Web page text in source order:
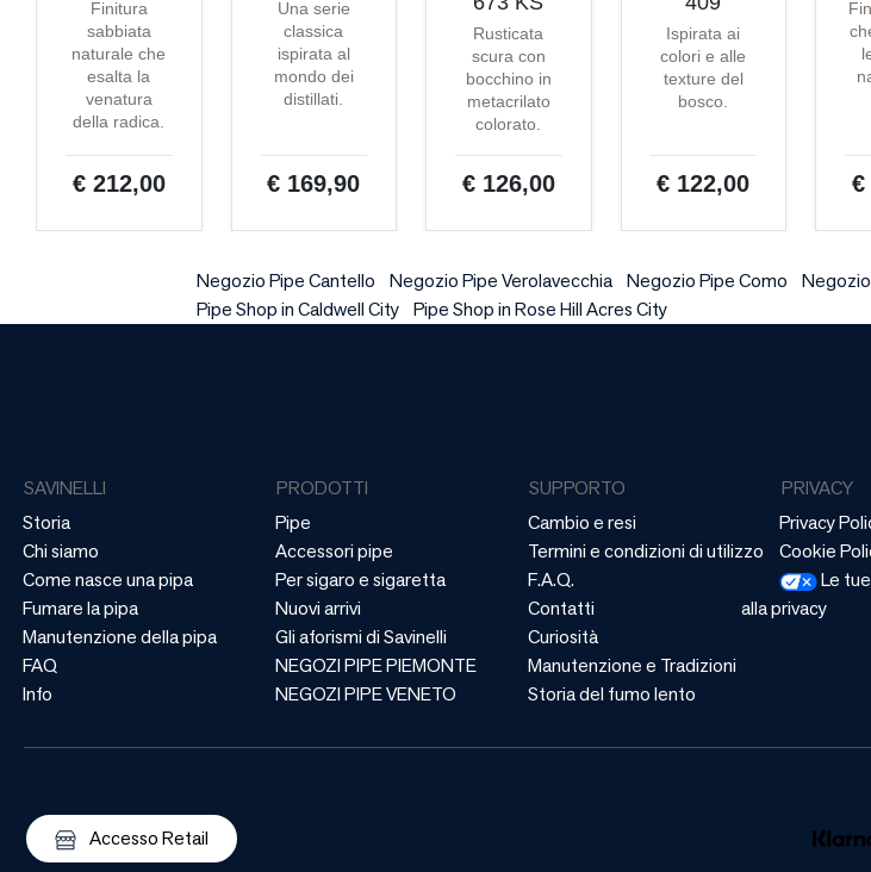
Finitura
sabbiata
naturale che
esalta la
venatura
della radica.
€ 212,00
Una serie
classica
ispirata al
mondo dei
distillati.
€ 169,90
Rusticata
scura con
bocchino in
metacrilato
colorato.
€ 126,00
Ispirata ai
colori e alle
texture del
bosco.
€ 122,00 €
Negozio Pipe Cantello Negozio Pipe Verolavecchia Negozio Pipe Como
Pipe Shop in Caldwell City Pipe Shop in Rose Hill Acres City
SAVINELLI
Storia
Chi siamo
Come nasce una pipa
Fumare la pipa
Manutenzione della pipa
FAQ
Info
PRODOTTI
Pipe
Accessori pipe
Per sigaro e sigaretta
Nuovi arrivi
Gli aforismi di Savinelli
NEGOZI PIPE PIEMONTE
NEGOZI PIPE VENETO
SUPPORTO
Cambio e resi
Termini e condizioni di utilizzo
F.A.Q.
Contatti
Curiosità
Manutenzione e Tradizioni
Storia del fumo lento
PRIVACY
Privacy
Cookie
Le
alla privacy
Accesso Retail